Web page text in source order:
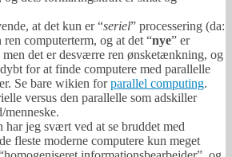
at det kun er “seriel” processering (da:
computerterm, og at det “nye” er
men det er desværre ren ønsketænkning, og
for at finde computere med parallelle
Se bare wikien forparallel computing.
versus den parallelle som adskiller
menneske.
har jeg svært ved at se bruddet med
fleste moderne computere kun meget